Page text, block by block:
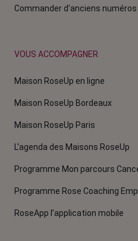
Commander d'anciens numéros
VOUS ACCOMPAGNER
Maison RoseUp en ligne
Maison RoseUp Bordeaux
Maison RoseUp Paris
L'agenda des Maisons RoseUp
Programme Mon parcours
Programme Rose Coaching
RoseApp l’application mobile